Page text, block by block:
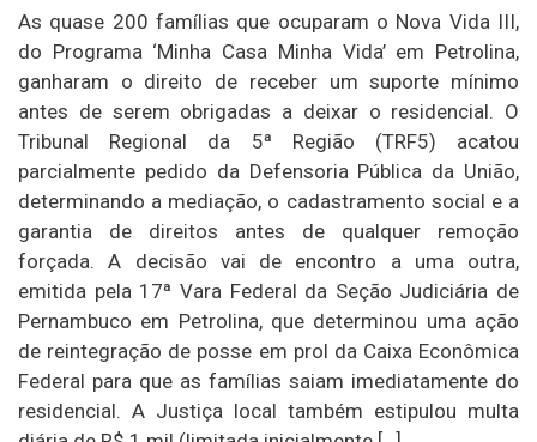
As quase 200 famílias que ocuparam o Nova Vida III,
do Programa ‘Minha Casa Minha Vida’ em Petrolina,
ganharam o direito de receber um suporte mínimo
antes de serem obrigadas a deixar o residencial. O
Tribunal Regional da 5ª Região (TRF5) acatou
parcialmente pedido da Defensoria Pública da União,
determinando a mediação, o cadastramento social e a
garantia de direitos antes de qualquer remoção
forçada. A decisão vai de encontro a uma outra,
emitida pela 17ª Vara Federal da Seção Judiciária de
Pernambuco em Petrolina, que determinou uma ação
de reintegração de posse em prol da Caixa Econômica
Federal para que as famílias saiam imediatamente do
residencial. A Justiça local também estipulou multa